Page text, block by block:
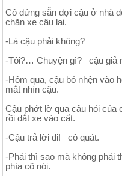
Cô đứng sẵn đợi cậu ở nhà
chặn xe cậu lại.
-Là cậu phải không?
-Tôi?… Chuyện gì? _cậu giả
-Hôm qua, cậu bỏ nhện vào
mắt nhìn cậu.
Cậu phớt lờ qua câu hỏi của
rồi dắt xe vào cất.
-Cậu trả lời đi! _cô quát.
-Phải thì sao mà không phải
phía cô nói.